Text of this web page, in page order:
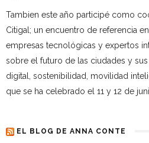
Tambien este año participé como
Citigal; un encuentro de referencia
empresas tecnológicas y expertos
sobre el futuro de las ciudades y
digital, sostenibilidad, movilidad
que se ha celebrado el 11 y 12 de
EL BLOG DE ANNA CONTE